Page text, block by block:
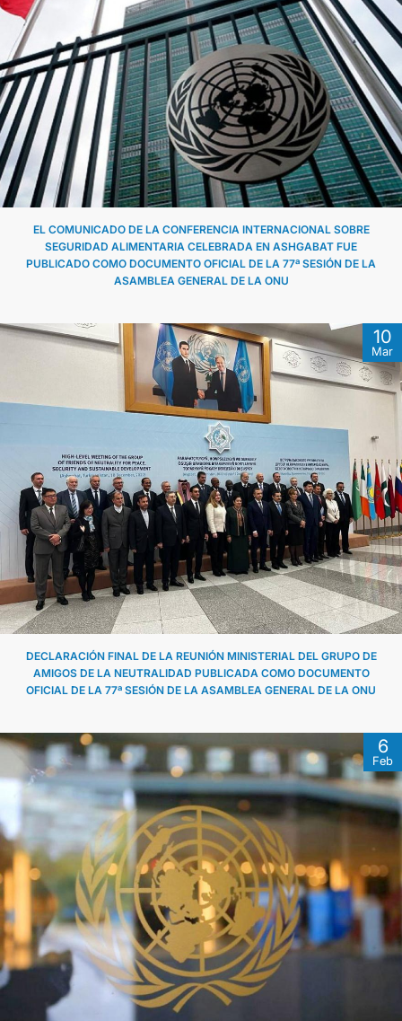
EL COMUNICADO DE LA CONFERENCIA INTERNACIONAL SOBRE
SEGURIDAD ALIMENTARIA CELEBRADA EN ASHGABAT FUE
PUBLICADO COMO DOCUMENTO OFICIAL DE LA 77ª SESIÓN DE LA
ASAMBLEA GENERAL DE LA ONU
10
Mar
DECLARACIÓN FINAL DE LA REUNIÓN MINISTERIAL DEL GRUPO DE
AMIGOS DE LA NEUTRALIDAD PUBLICADA COMO DOCUMENTO
OFICIAL DE LA 77ª SESIÓN DE LA ASAMBLEA GENERAL DE LA ONU
6
Feb